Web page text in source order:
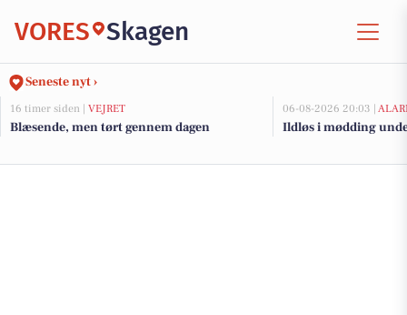
VORES Skagen
Seneste nyt ›
16 timer siden | VEJRET
Blæsende, men tørt gennem dagen
06-08-2026 20:03 |
Ildløs i mødding